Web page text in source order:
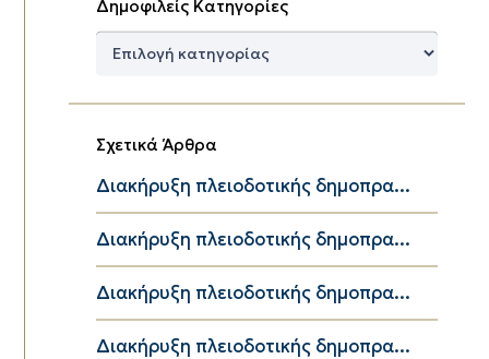
Δημοφιλείς Κατηγορίες
Δημοφιλείς
Σχετικά Άρθρα
Διακήρυξη πλειοδοτικής δημοπρα...
Διακήρυξη πλειοδοτικής δημοπρα...
Διακήρυξη πλειοδοτικής δημοπρα...
Διακήρυξη πλειοδοτικής δημοπρα...